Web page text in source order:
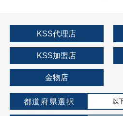
KSS代理店
KSS加盟店
金物店
都道府県選択 以